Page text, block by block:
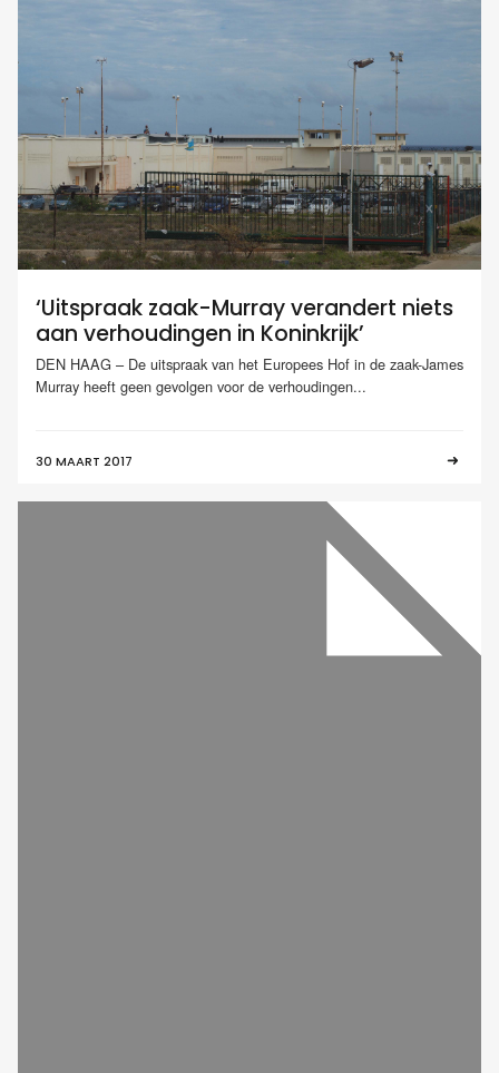
‘Uitspraak zaak-Murray verandert niets
aan verhoudingen in Koninkrijk’
DEN HAAG – De uitspraak van het Europees Hof in de zaak-James
Murray heeft geen gevolgen voor de verhoudingen...
30 MAART 2017